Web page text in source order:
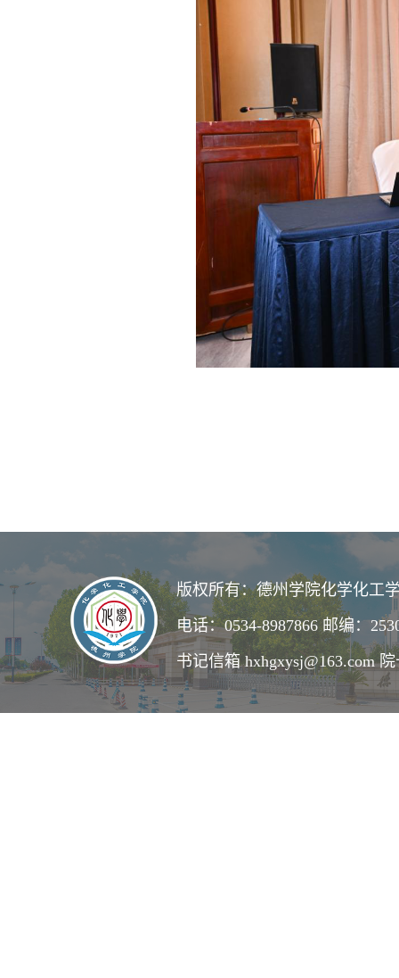
版权所有：德州学院化学化工
电话：0534-8987866 邮编：
书记信箱 hxhgxysj@163.com